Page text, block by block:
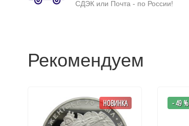
СДЭК или Почта - по России!
Рекомендуем
НОВИНКА - 49 %